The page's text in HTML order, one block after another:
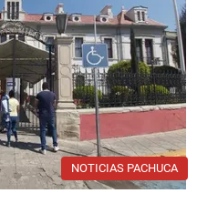
NOTICIAS PACHUCA